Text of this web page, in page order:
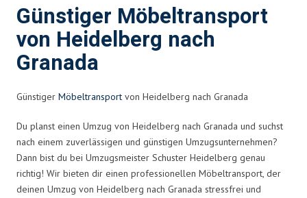
Günstiger Möbeltransport
von Heidelberg nach
Granada
Günstiger Möbeltransport von Heidelberg nach Granada
Du planst einen Umzug von Heidelberg nach Granada und suchst
nach einem zuverlässigen und günstigen Umzugsunternehmen?
Dann bist du bei Umzugsmeister Schuster Heidelberg genau
richtig! Wir bieten dir einen professionellen Möbeltransport, der
deinen Umzug von Heidelberg nach Granada stressfrei und